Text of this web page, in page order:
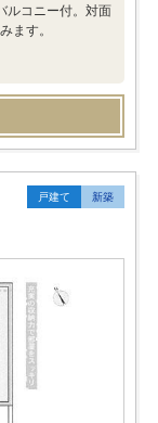
ルコニー付。対面
ます。
戸建て 新築